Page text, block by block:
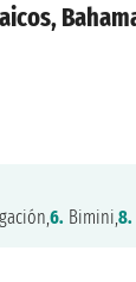
6. Bimini,8.